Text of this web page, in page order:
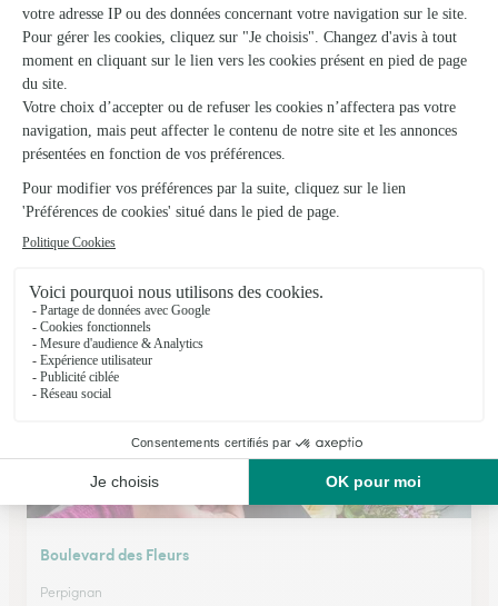
Aurore Fleurs
Perpignan
Voir la boutique
Boulevard des Fleurs
Perpignan